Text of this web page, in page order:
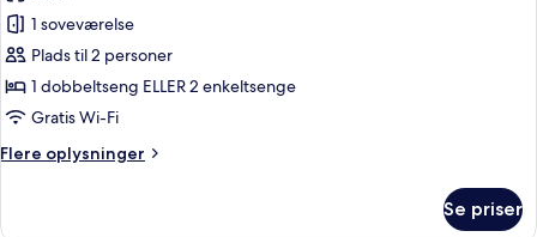
Deluxe-
værelse
-
balkon
1 soveværelse
Plads til 2 personer
1 dobbeltseng ELLER 2 enkeltsenge
Gratis Wi-Fi
Flere oplysninger
Flere
Se priser